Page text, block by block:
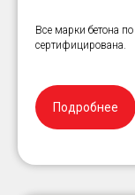
Все марки бетона
сертифицирована.
Подробнее